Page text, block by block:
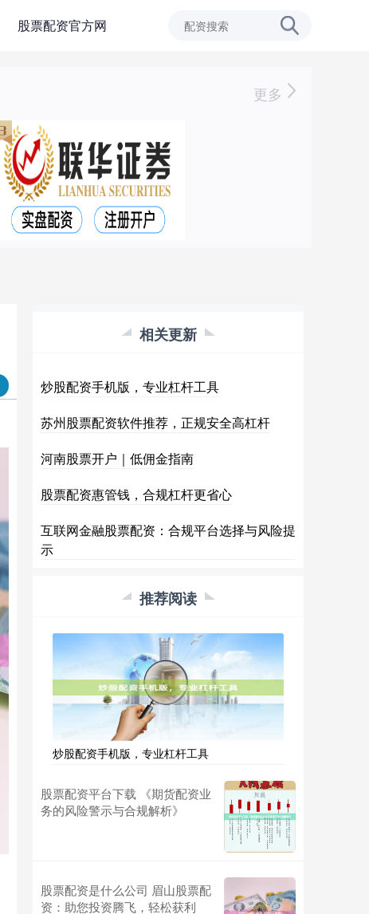
股票配资官方网
更多
相关更新
炒股配资手机版，专业杠杆工具
苏州股票配资软件推荐，正规安全高杠杆
河南股票开户｜低佣金指南
股票配资惠管钱，合规杠杆更省心
互联网金融股票配资：合规平台选择与风险提
示
推荐阅读
炒股配资手机版，专业杠杆工具
股票配资平台下载 《期货配资业
务的风险警示与合规解析》
股票配资是什么公司 眉山股票配
资：助您投资腾飞，轻松获利